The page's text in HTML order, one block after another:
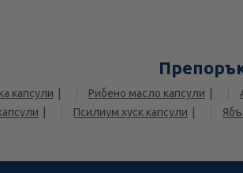
капсули Рибено масло капсули
Псилиум хуск капсули